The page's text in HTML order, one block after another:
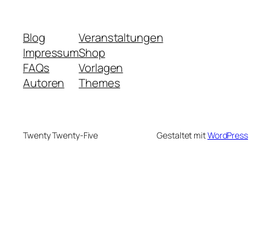
Blog
Impressum
FAQs
Autoren
Veranstaltungen
Shop
Vorlagen
Themes
Twenty Twenty-Five Gestaltet mitWordPress